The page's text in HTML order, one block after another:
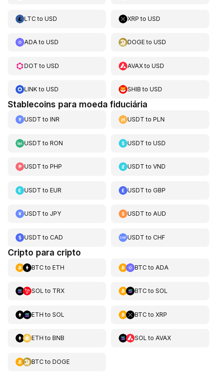
LTCto USD XRP toUSD
ADAto USD DOGEtoUSD
DOT to USD AVAXtoUSD
LINKto USD SHIB toUSD
Stablecoins para moeda fiduciária
USDT to INR USDT toPLN
USDT to RON USDT toUSD
USDT to PHP USDT toVND
USDT to EUR USDT toGBP
USDT to JPY USDT toAUD
USDT to CAD USDT toCHF
Cripto para cripto
BTCto ETH BTCto ADA
SOL to TRX BTCto SOL
ETH to SOL BTCto XRP
ETH to BNB SOL to AVAX
BTCto DOGE